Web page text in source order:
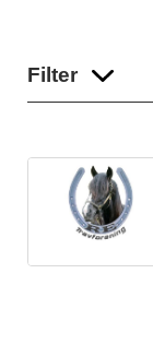
Filter